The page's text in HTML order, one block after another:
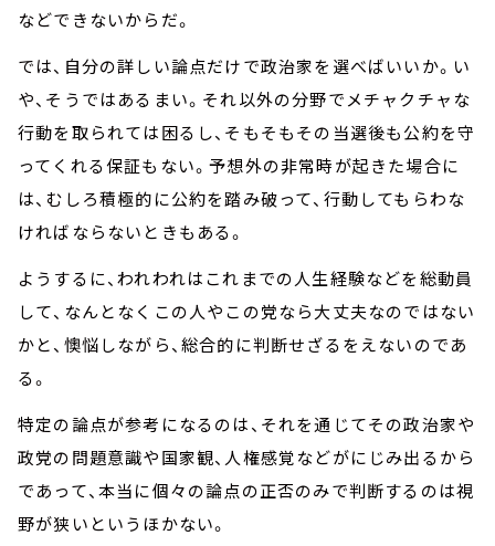
などできないからだ。
では、自分の詳しい論点だけで政治家を選べばいいか。い
や、そうではあるまい。それ以外の分野でメチャクチャな
行動を取られては困るし、そもそもその当選後も公約を守
ってくれる保証もない。予想外の非常時が起きた場合に
は、むしろ積極的に公約を踏み破って、行動してもらわな
ければならないときもある。
ようするに、われわれはこれまでの人生経験などを総動員
して、なんとなくこの人やこの党なら大丈夫なのではない
かと、懊悩しながら、総合的に判断せざるをえないのであ
る。
特定の論点が参考になるのは、それを通じてその政治家や
政党の問題意識や国家観、人権感覚などがにじみ出るから
であって、本当に個々の論点の正否のみで判断するのは視
野が狭いというほかない。